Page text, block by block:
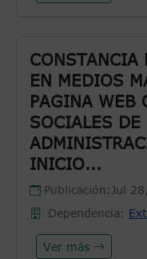
CONSTANCIA
EN MEDIOS
PAGINA WEB
SOCIALES DE
INICIO...
Publicación: Jul
Dependencia:
Ver más